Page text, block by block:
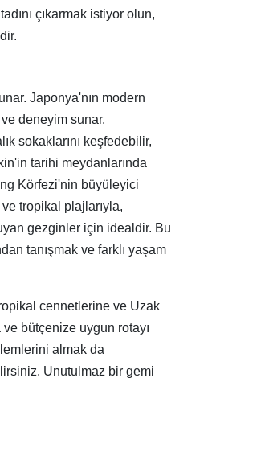
çıkarmak istiyor olun,
Japonya'nın modern
deneyim sunar.
sokaklarını keşfedebilir,
tarihi meydanlarında
Körfezi'nin büyüleyici
tropikal plajlarıyla,
gezginler için idealdir. Bu
tanışmak ve farklı yaşam
cennetlerine ve Uzak
bütçenize uygun rotayı
almak da
Unutulmaz bir gemi